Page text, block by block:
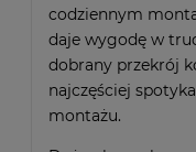
codziennym
daje wygodę w
dobrany przekrój
najczęściej
montażu.